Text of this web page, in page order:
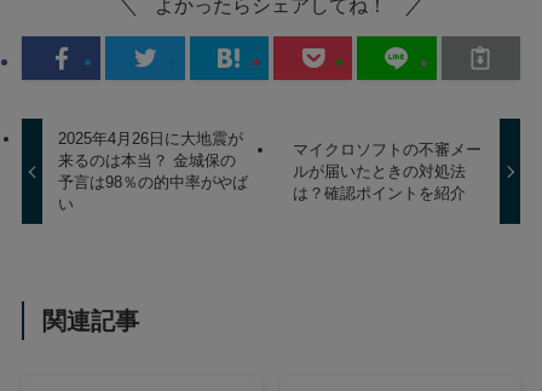
よかったらシェアしてね！
2025年4月26日に大地震が
来るのは本当？ 金城保の
予言は98％の的中率がやば
い
マイクロソフトの不審メー
ルが届いたときの対処法
は？確認ポイントを紹介
関連記事